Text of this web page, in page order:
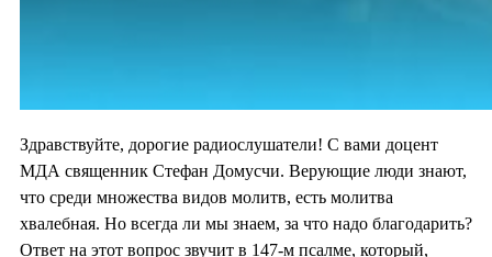
Здравствуйте, дорогие радиослушатели! С вами доцент
МДА священник Стефан Домусчи. Верующие люди знают,
что среди множества видов молитв, есть молитва
хвалебная. Но всегда ли мы знаем, за что надо благодарить?
Ответ на этот вопрос звучит в 147-м псалме, который,